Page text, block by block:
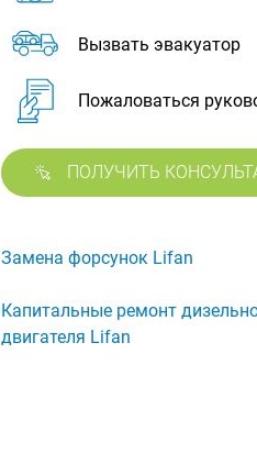
Вызвать эвакуатор
Пожаловаться
ПОЛУЧИТЬ
Замена форсунок Lifan
Капитальные ремонт
двигателя Lifan